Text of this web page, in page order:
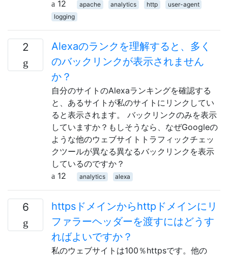
12
apache analytics http
user-agent
logging
2
Alexaのランクを理解すると、多く
のバックリンクが表示されません
か？
自分のサイトのAlexaランキングを確認する
と、あるサイトが私のサイトにリンクしてい
ると表示されます。 バックリンクのみを表示
していますか？もしそうなら、なぜGoogleの
ような他のウェブサイトトラフィックチェッ
クツールが異なる異なるバックリンクを表示
しているのですか？
12
analytics alexa
6
httpsドメインからhttpドメインにリ
ファラーヘッダーを渡すにはどうす
ればよいですか？
私のウェブサイトは100％httpsです。他の